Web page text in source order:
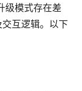
模式存在差
互逻辑。以下